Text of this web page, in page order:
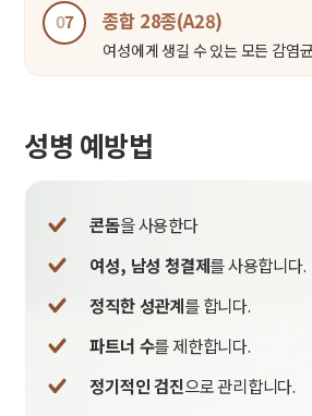
07 종합 28종(A28)
여성에게 생길 수 있는 모든 감염
성병 예방법
콘돔을 사용한다
여성, 남성 청결제를 사용합니다.
정직한 성관계를 합니다.
파트너 수를 제한합니다.
정기적인 검진으로 관리합니다.